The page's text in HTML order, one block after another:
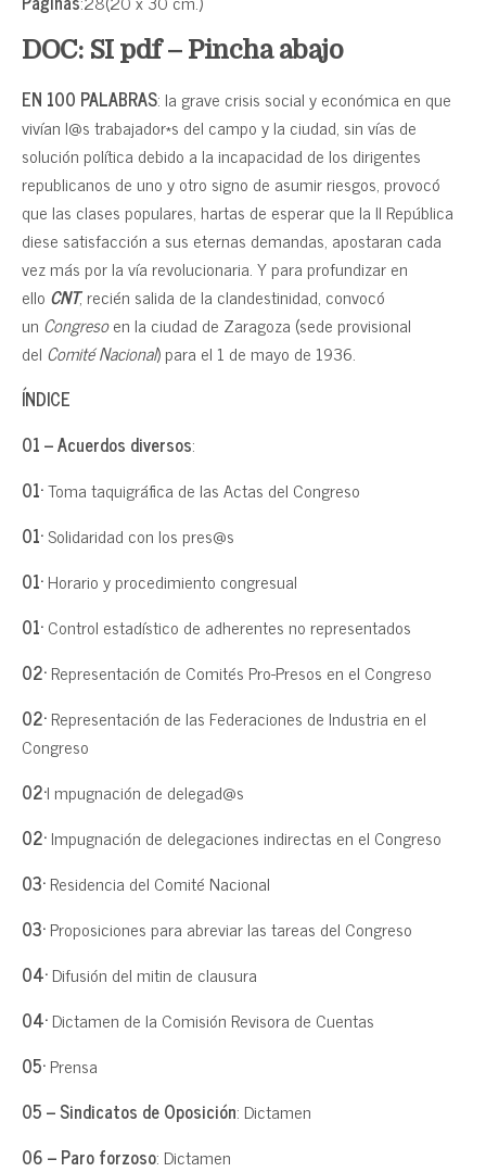
DOC: SI pdf – Pincha abajo
EN 100 PALABRAS: la grave crisis social y económica en que
vivían l@s trabajador*s del campo y la ciudad, sin vías de
solución política debido a la incapacidad de los dirigentes
republicanos de uno y otro signo de asumir riesgos, provocó
que las clases populares, hartas de esperar que la II República
diese satisfacción a sus eternas demandas, apostaran cada
vez más por la vía revolucionaria. Y para profundizar en
ello CNT, recién salida de la clandestinidad, convocó
un Congresoen la ciudad de Zaragoza (sede provisional
del Comité Nacional) para el 1 de mayo de 1936.
ÍNDICE
01 – Acuerdos diversos:
01·Toma taquigráfica de las Actas del Congreso
01·Solidaridad con los pres@s
01·Horario y procedimiento congresual
01·Control estadístico de adherentes no representados
02·Representación de Comités Pro-Presos en el Congreso
02·Representación de las Federaciones de Industria en el
Congreso
02·I mpugnación de delegad@s
02·Impugnación de delegaciones indirectas en el Congreso
03·Residencia del Comité Nacional
03·Proposiciones para abreviar las tareas del Congreso
04·Difusión del mitin de clausura
04·Dictamen de la Comisión Revisora de Cuentas
05·Prensa
05 – Sindicatos de Oposición: Dictamen
06 – Paro forzoso: Dictamen